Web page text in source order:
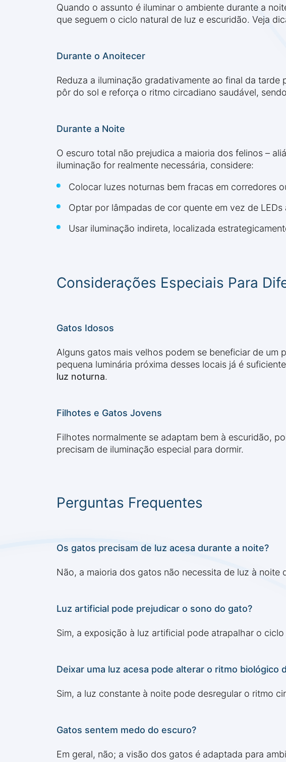
Quando o assunto é iluminar o ambiente durante a
que seguem o ciclo natural de luz e escuridão. Veja
Durante o Anoitecer
Reduza a iluminação gradativamente ao final da
pôr do sol e reforça o ritmo circadiano saudável,
Durante a Noite
O escuro total não prejudica a maioria dos felinos –
iluminação for realmente necessária, considere:
Colocar luzes noturnas bem fracas em corredores
Optar por lâmpadas de cor quente em vez de LEDs
Usar iluminação indireta, localizada
Considerações Especiais Para
Gatos Idosos
Alguns gatos mais velhos podem se beneficiar de um
pequena luminária próxima desses locais já é
luz noturna.
Filhotes e Gatos Jovens
Filhotes normalmente se adaptam bem à escuridão,
precisam de iluminação especial para dormir.
Perguntas Frequentes
Os gatos precisam de luz acesa durante a noite?
Não, a maioria dos gatos não necessita de luz à noite
Luz artificial pode prejudicar o sono do gato?
Sim, a exposição à luz artificial pode atrapalhar o
Deixar uma luz acesa pode alterar o ritmo biológico
Sim, a luz constante à noite pode desregular o ritmo
Gatos sentem medo do escuro?
Em geral, não; a visão dos gatos é adaptada para